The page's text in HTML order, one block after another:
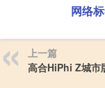
网络
上一篇
高合HiPhi Z城市